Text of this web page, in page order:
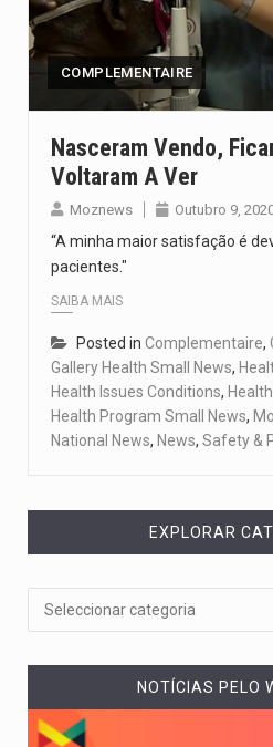
COMPLEMENTAIRE
Nasceram Vendo,
Voltaram A Ver
Moznews Outubro 9,
“A minha maior satisfação é
pacientes."
SAIBA MAIS
Posted in Complementaire,
Gallery Health Small News,
Health Issues Conditions,
Health Program Small News,
National News, News, Safety &
EXPLORAR
NOTÍCIAS PELO